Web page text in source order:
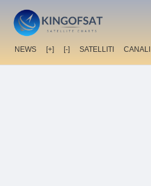
NEWS [+] [-] SATELLITI CANALI